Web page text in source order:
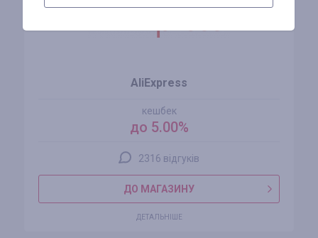
AliExpress
кешбек
до 5.00%
2316 відгуків
ДО МАГАЗИНУ
ДЕТАЛЬНІШЕ